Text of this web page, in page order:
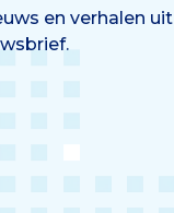
en verhalen